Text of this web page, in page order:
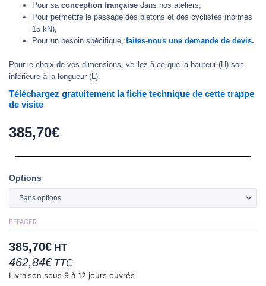
Pour sa conception française dans nos ateliers,
Pour permettre le passage des piétons et des cyclistes (normes
15 kN),
Pour un besoin spécifique, faites-nous une demande de devis.
Pour le choix de vos dimensions, veillez à ce que la hauteur (H) soit
inférieure à la longueur (L).
Téléchargez gratuitement la fiche technique de cette trappe
de visite
385,70€
Options
EFFACER
385,70€ HT
462,84€TTC
Livraison sous 9 à 12 jours ouvrés
quantité
de
Trappe
de
à
deux
ouvrants